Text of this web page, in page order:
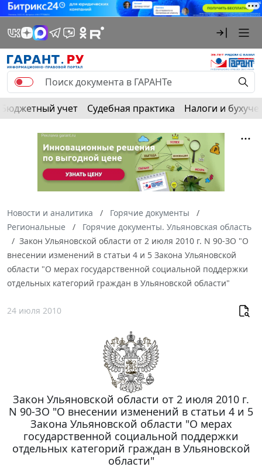
Бюджетный учет Судебная практика Налоги и
Новости и аналитика
Горячие документы
Региональные
Горячие документы. Ульяновская область
Закон Ульяновской области от 2 июля 2010 г. N 90-ЗО "О
внесении изменений в статьи 4 и 5 Закона Ульяновской
области "О мерах государственной социальной поддержки
отдельных категорий граждан в Ульяновской области"
24 июля 2010
Закон Ульяновской области от 2 июля 2010 г.
N 90-ЗО "О внесении изменений в статьи 4 и 5
Закона Ульяновской области "О мерах
государственной социальной поддержки
отдельных категорий граждан в Ульяновской
области"